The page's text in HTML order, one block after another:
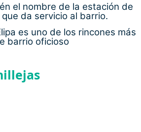
el nombre de la estación de
que da servicio al barrio.
es uno de los rincones más
barrio oficioso